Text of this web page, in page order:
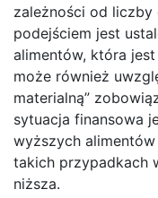
zależności od
podejściem jest
alimentów, która
może również
materialną”
sytuacja finansowa
wyższych
takich przypadkach
niższa.